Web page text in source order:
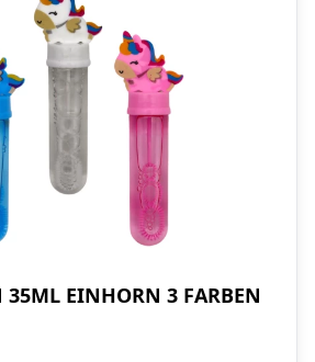
35ML EINHORN 3 FARBEN